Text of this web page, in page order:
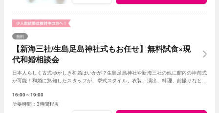
【新海三社/生島足島神社式もお任せ】無料試食×現
代和婚相談会
無料
日本人らしく古式ゆかしき和婚はいかが？生島足島神社や新海三社の他に館内の神前式
が可能！和婚に熟知したスタッフが、挙式スタイル、衣装、演出、料理、前撮りなどト
16:00～19:00
3時間程度